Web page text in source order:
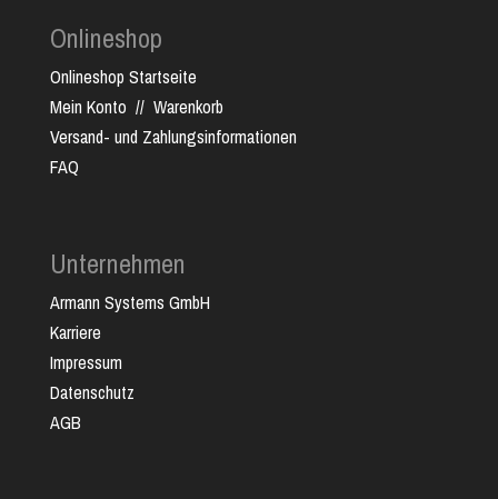
Onlineshop
Onlineshop Startseite
Mein Konto // Warenkorb
Versand- und Zahlungsinformationen
FAQ
Unternehmen
Armann Systems GmbH
Karriere
Impressum
Datenschutz
AGB